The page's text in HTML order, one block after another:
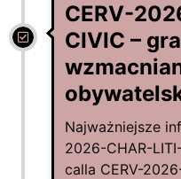
CERV-
CIVIC –
Najważniejsze
2026-CHAR-
calla CERV-